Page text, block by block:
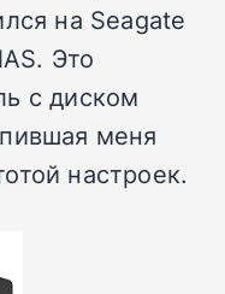
на Seagate
Это
с диском
меня
настроек.